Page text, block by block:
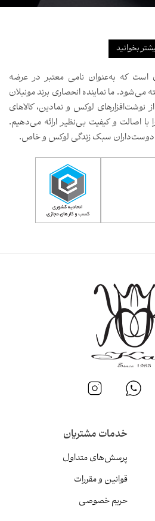
بخوانید
بیش از ۳۰ سال است که به‌عنوان نامی معتبر در عرضه
ما نماینده انحصاری برند مونبلان
نوشت‌افزارهای لوکس و نمادین، کالاهای
اصالت و کیفیت بی‌نظیر ارائه می‌دهیم.
دوست‌داران سبک زندگی لوکس و خاص.
خدمات مشتریان
پرسش‌های متداول
قوانین و مقررات
حریم خصوصی